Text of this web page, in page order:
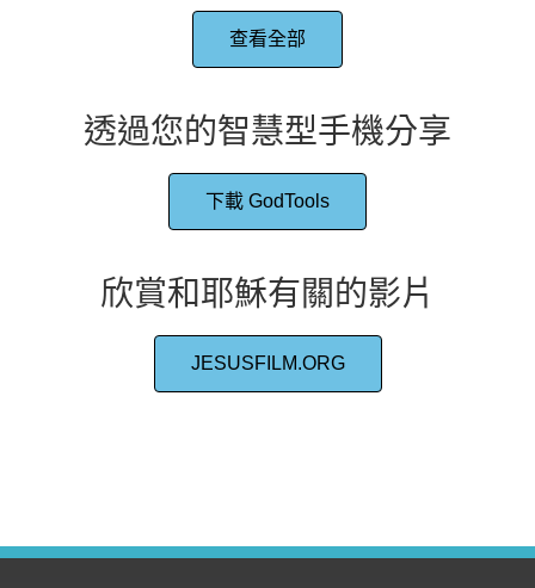
查看全部
透過您的智慧型手機分享
下載 GodTools
欣賞和耶穌有關的影片
JESUSFILM.ORG